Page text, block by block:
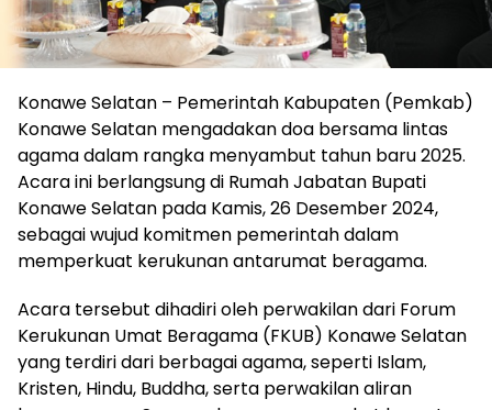
Konawe Selatan – Pemerintah Kabupaten (Pemkab)
Konawe Selatan mengadakan doa bersama lintas
agama dalam rangka menyambut tahun baru 2025.
Acara ini berlangsung di Rumah Jabatan Bupati
Konawe Selatan pada Kamis, 26 Desember 2024,
sebagai wujud komitmen pemerintah dalam
memperkuat kerukunan antarumat beragama.
Acara tersebut dihadiri oleh perwakilan dari Forum
Kerukunan Umat Beragama (FKUB) Konawe Selatan
yang terdiri dari berbagai agama, seperti Islam,
Kristen, Hindu, Buddha, serta perwakilan aliran